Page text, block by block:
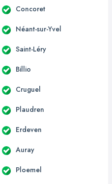
Concoret
Néant-sur-Yvel
Saint-Léry
Billio
Cruguel
Plaudren
Erdeven
Auray
Ploemel